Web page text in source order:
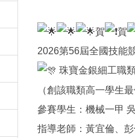
賀 賀
2026第56屆全國技能
珠寶金銀細工職
（創該職類高一學生
參賽學生：機械一甲
指導老師：黃宜倫、